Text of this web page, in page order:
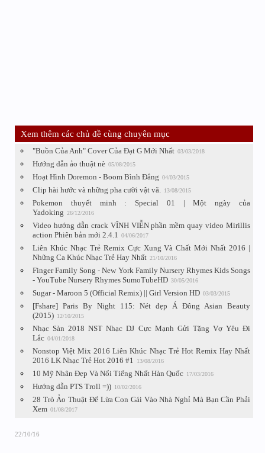
Xem thêm các chủ đề cùng chuyên mục
"Buồn Của Anh" Cover Của Đạt G Mới Nhất 03/03/2018
Hướng dẫn ảo thuật nè 05/08/2015
Hoạt Hình Doremon - Boom Bình Đẳng 04/03/2015
Clip hài hước và những pha cười vật vã. 13/08/2015
Pokemon thuyết minh : Special 01 | Một ngày của
Yadoking 26/12/2016
Video hướng dẫn crack VĨNH VIỄN phần mềm quay video Mirillis
action Phiên bản mới 2.4.1
04/06/2017
Liên Khúc Nhạc Trẻ Remix Cực Xung Và Chất Mới Nhất 2016 |
Những Ca Khúc Nhạc Trẻ Hay Nhất 21/10/2016
Finger Family Song - New York Family Nursery Rhymes Kids Songs
- YouTube Nursery Rhymes SumoTubeHD 30/05/2016
Sugar - Maroon 5 (Official Remix) || Girl Version HD 03/03/2015
[Fshare] Paris By Night 115: Nét đẹp Á Đông Asian Beauty
(2015) 12/10/2015
Nhạc Sàn 2018 NST Nhạc DJ Cực Mạnh Gửi Tặng Vợ Yêu Đi
Lắc 04/01/2018
Nonstop Việt Mix 2016 Liên Khúc Nhạc Trẻ Hot Remix Hay Nhất
2016 LK Nhạc Trẻ Hot 2016 #1
13/08/2016
10 Mỹ Nhân Đẹp Và Nổi Tiếng Nhất Hàn Quốc 17/03/2016
Hướng dẫn PTS Troll =)) 10/02/2016
28 Trò Ảo Thuật Để Lừa Con Gái Vào Nhà Nghỉ Mà Bạn Cần Phải
Xem 01/08/2017
22/10/16